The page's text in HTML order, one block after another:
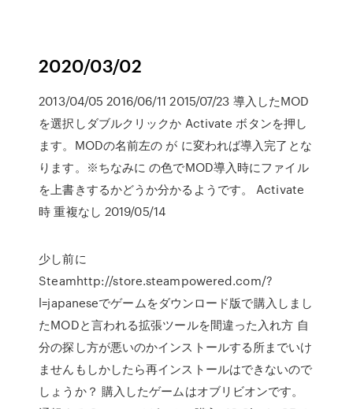
2020/03/02
2013/04/05 2016/06/11 2015/07/23 導入したMOD
を選択しダブルクリックか Activate ボタンを押し
ます。MODの名前左の が に変われば導入完了とな
ります。※ちなみに の色でMOD導入時にファイル
を上書きするかどうか分かるようです。 Activate
時 重複なし 2019/05/14
少し前に
Steamhttp://store.steampowered.com/?
l=japaneseでゲームをダウンロード版で購入しまし
たMODと言われる拡張ツールを間違った入れ方 自
分の探し方が悪いのかインストールする所までいけ
ませんもしかしたら再インストールはできないので
しょうか？ 購入したゲームはオブリビオンです。